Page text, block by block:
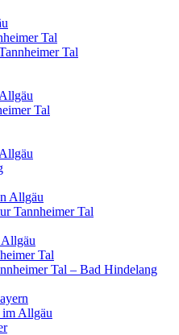
Tal
Tal
Tal
Allgäu
Tannheimer Tal
Tal
Tal – Bad Hindelang
Allgäu